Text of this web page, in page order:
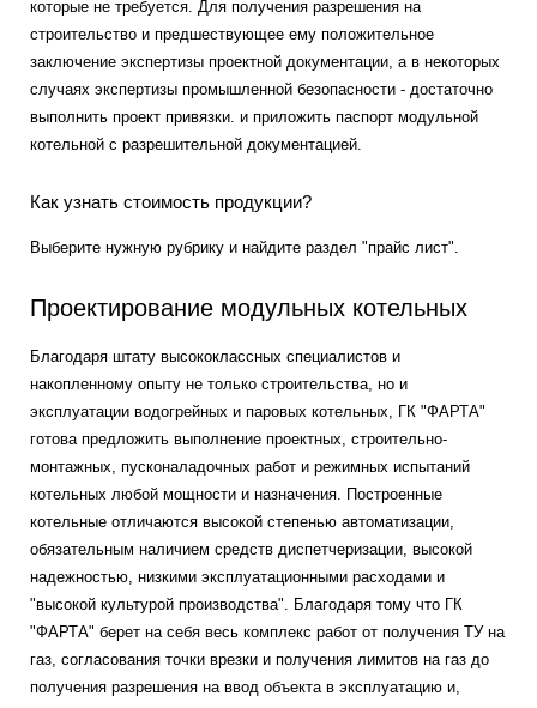
которые не требуется. Для получения разрешения на
строительство и предшествующее ему положительное
заключение экспертизы проектной документации, а в некоторых
случаях экспертизы промышленной безопасности - достаточно
выполнить проект привязки. и приложить паспорт модульной
котельной с разрешительной документацией.
Как узнать стоимость продукции?
Выберите нужную рубрику и найдите раздел "прайс лист".
Проектирование модульных котельных
Благодаря штату высококлассных специалистов и
накопленному опыту не только строительства, но и
эксплуатации водогрейных и паровых котельных, ГК "ФАРТА"
готова предложить выполнение проектных, строительно-
монтажных, пусконаладочных работ и режимных испытаний
котельных любой мощности и назначения. Построенные
котельные отличаются высокой степенью автоматизации,
обязательным наличием средств диспетчеризации, высокой
надежностью, низкими эксплуатационными расходами и
"высокой культурой производства". Благодаря тому что ГК
"ФАРТА" берет на себя весь комплекс работ от получения ТУ на
газ, согласования точки врезки и получения лимитов на газ до
получения разрешения на ввод объекта в эксплуатацию и,